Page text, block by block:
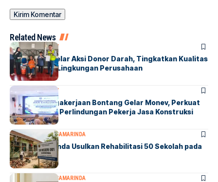
Related News
BONTANG SOCIETY
PAMA INDO Gelar Aksi Donor Darah, Tingkatkan Kualitas
Kesehatan di Lingkungan Perusahaan
BONTANG SOCIETY
BPJS Ketenagakerjaan Bontang Gelar Monev, Perkuat
Sinergi Untuk Perlindungan Pekerja Jasa Konstruksi
DPRD SAMARINDASAMARINDA
DPRD Samarinda Usulkan Rehabilitasi 50 Sekolah pada
2027
DPRD SAMARINDA SAMARINDA